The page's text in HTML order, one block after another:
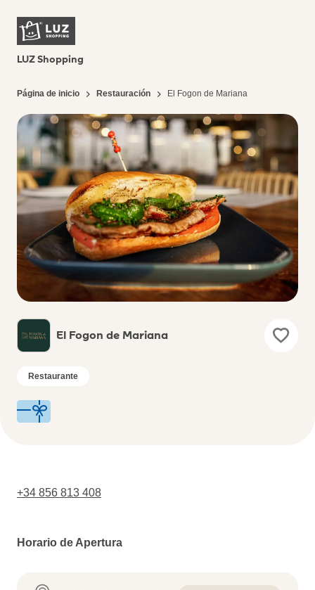
LUZ Shopping
Página de inicio Restauración El Fogon de Mariana
El Fogon de Mariana
Restaurante
+34 856 813 408
Horario de Apertura